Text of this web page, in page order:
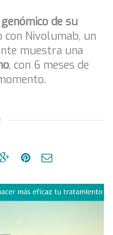
de su
Nivolumab, un
muestra una
, con 6 meses de